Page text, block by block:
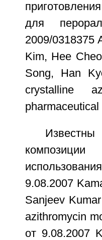
для
2009/0318375
Kim, Нее
Song, Han
crystalline
9.08.2007
Sanjeev
azithromycin
от 9.08.2007